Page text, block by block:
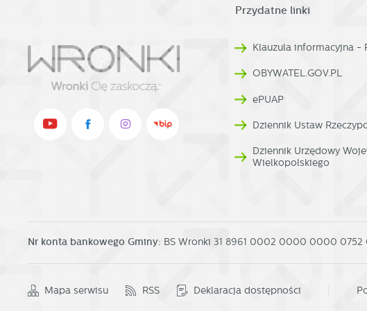
Przydatne linki
Klauzula informacyjna -
OBYWATEL.GOV.PL
ePUAP
Dziennik Ustaw
Dziennik Urzędowy
Wielkopolskiego
Nr konta bankowego Gminy: BS Wronki 31 8961 0002 0000 0000
Mapa serwisu RSS Deklaracja dostępności
Promocyjne
podmiotów
usług. Firmy te
postaci
Więcej